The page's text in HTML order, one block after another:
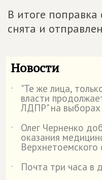
В итоге
снята и
Новости
˙ "Те же лица,
власти
ЛДПР" на выборах
˙
Олег Черненко
оказания
Верхнетоемского
˙
Почта три часа в